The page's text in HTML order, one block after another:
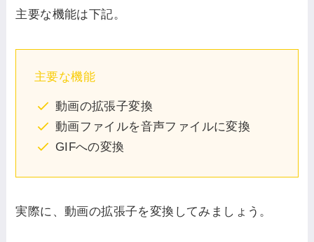
主要な機能は下記。
主要な機能
動画の拡張子変換
動画ファイルを音声ファイルに変換
GIFへの変換
実際に、動画の拡張子を変換してみましょう。